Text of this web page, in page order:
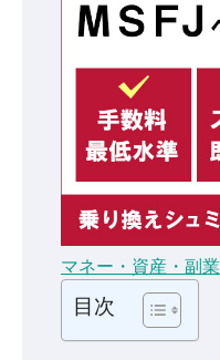
マネー・資産・副業
目次